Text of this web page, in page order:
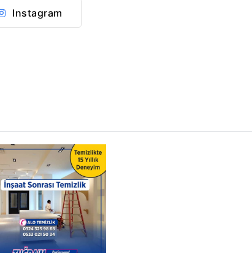
Instagram